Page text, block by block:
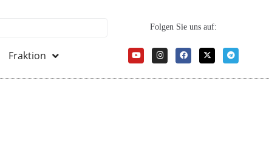
Fraktion
Folgen Sie uns auf: